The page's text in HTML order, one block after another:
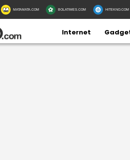
MATAMATA.COM BOLATIMES.COM HITEKNO.COM
Internet